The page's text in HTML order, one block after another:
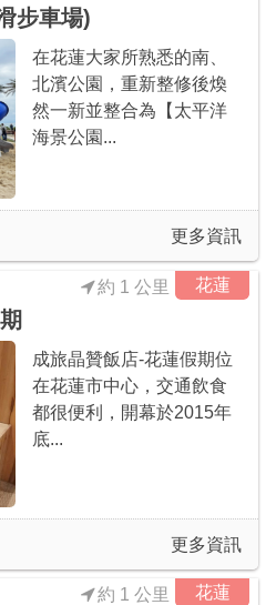
步車場)
在花蓮大家所熟悉的南、
北濱公園，重新整修後煥
然一新並整合為【太平洋
海景公園...
更多資訊
花蓮
約 1 公里
成旅晶贊飯店-花蓮假期位
在花蓮市中心，交通飲食
都很便利，開幕於2015年
底...
更多資訊
花蓮
約 1 公里